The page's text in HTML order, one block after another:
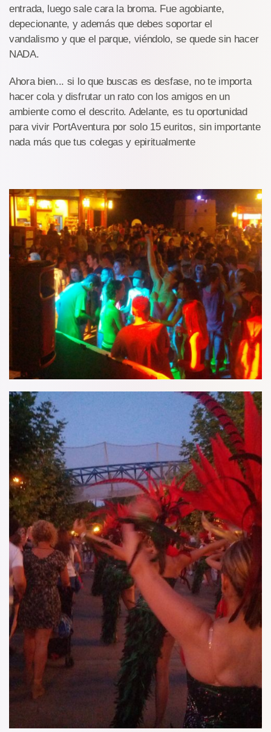
entrada, luego sale cara la broma. Fue agobiante,
depecionante, y además que debes soportar el
vandalismo y que el parque, viéndolo, se quede sin hacer
NADA.
Ahora bien... si lo que buscas es desfase, no te importa
hacer cola y disfrutar un rato con los amigos en un
ambiente como el descrito. Adelante, es tu oportunidad
para vivir PortAventura por solo 15 euritos, sin importante
nada más que tus colegas y epiritualmente